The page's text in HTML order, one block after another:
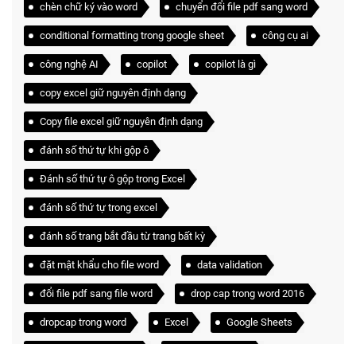
chèn chữ ký vào word chuyển đổi file pdf sang word
conditional formatting trong google sheet công cụ ai
công nghệ AI copilot copilot là gì
copy excel giữ nguyên định dạng
Copy file excel giữ nguyên định dạng
đánh số thứ tự khi gộp ô
Đánh số thứ tự ô gộp trong Excel
đánh số thứ tự trong excel
đánh số trang bắt đầu từ trang bất kỳ
đặt mật khẩu cho file word data validation
đổi file pdf sang file word drop cap trong word 2016
dropcap trong word Excel Google Sheets